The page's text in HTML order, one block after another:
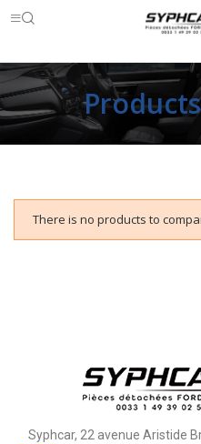
There is no products to
Syphcar, 22 avenue Aristide